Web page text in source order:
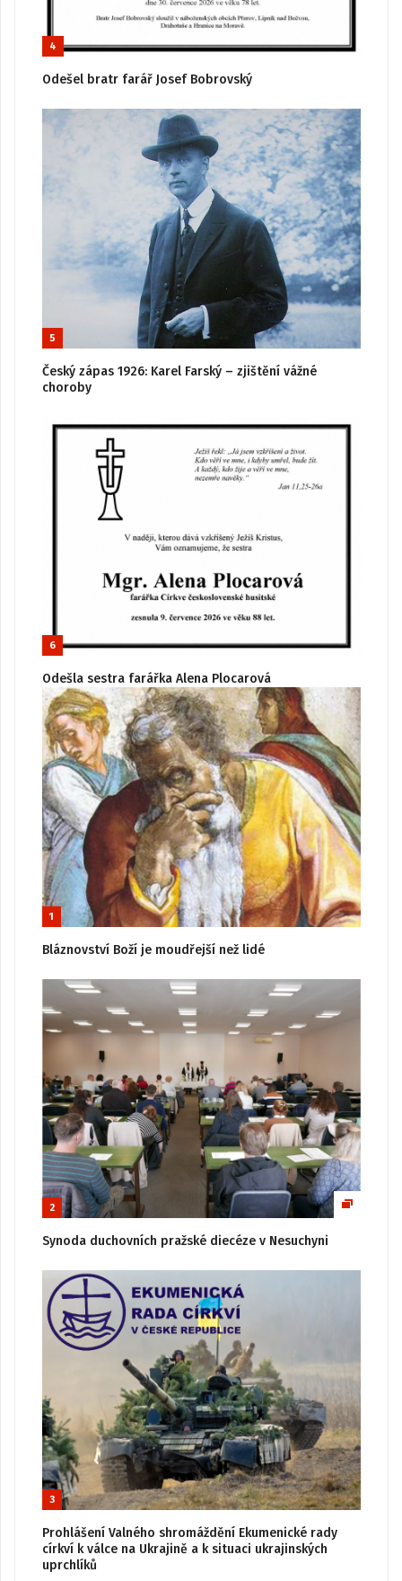
4
Odešel bratr farář Josef Bobrovský
5
Český zápas 1926: Karel Farský – zjištění vážné
choroby
6
Odešla sestra farářka Alena Plocarová
1
Bláznovství Boží je moudřejší než lidé
2
Synoda duchovních pražské diecéze v Nesuchyni
3
Prohlášení Valného shromáždění Ekumenické rady
církví k válce na Ukrajině a k situaci ukrajinských
uprchlíků